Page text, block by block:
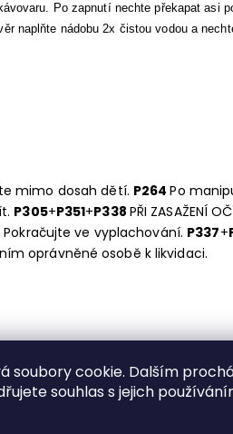
Po zapnutí nechte překapat
naplňte nádobu 2x čistou vodou a
mimo dosah dětí. P264Po
P305+P351+P338 PŘI ZASAŽENÍ
ve vyplachování. P337+
oprávněné osobě k likvidaci.
Shoptet.cz |
soubory cookie. Dalším
souhlas s jejich